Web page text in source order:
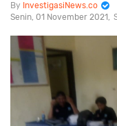
InvestigasiNews.co
Senin, 01 November 2021